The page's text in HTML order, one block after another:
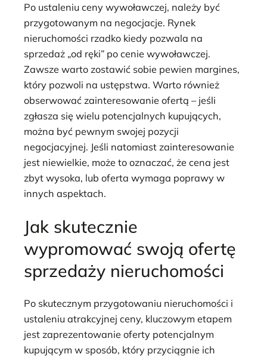
Po ustaleniu ceny wywoławczej, należy być
przygotowanym na negocjacje. Rynek
nieruchomości rzadko kiedy pozwala na
sprzedaż „od ręki” po cenie wywoławczej.
Zawsze warto zostawić sobie pewien margines,
który pozwoli na ustępstwa. Warto również
obserwować zainteresowanie ofertą – jeśli
zgłasza się wielu potencjalnych kupujących,
można być pewnym swojej pozycji
negocjacyjnej. Jeśli natomiast zainteresowanie
jest niewielkie, może to oznaczać, że cena jest
zbyt wysoka, lub oferta wymaga poprawy w
innych aspektach.
Jak skutecznie
wypromować swoją ofertę
sprzedaży nieruchomości
Po skutecznym przygotowaniu nieruchomości i
ustaleniu atrakcyjnej ceny, kluczowym etapem
jest zaprezentowanie oferty potencjalnym
kupującym w sposób, który przyciągnie ich